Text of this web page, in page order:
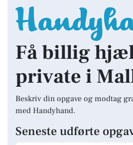
Få billig
private i
Beskriv din opgave og modtag
med Handyhand.
Seneste udførte